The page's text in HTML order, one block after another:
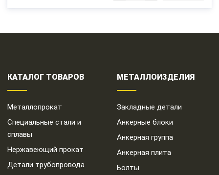
КАТАЛОГ ТОВАРОВ
Металлопрокат
Специальные стали и
сплавы
Нержавеющий прокат
Детали трубопровода
МЕТАЛЛОИЗДЕЛИЯ
Закладные детали
Анкерные блоки
Анкерная группа
Анкерная плита
Болты